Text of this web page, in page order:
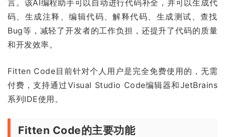
言。该AI编程助手可以自动进行代码补全，并可以生成代
码、生成注释、编辑代码、解释代码、生成测试、查找
Bug等，减轻了开发者的工作负担，还提升了代码的质量
和开发效率。
Fitten Code目前针对个人用户是完全免费使用的，无需
付费，支持通过Visual Studio Code编辑器和JetBrains
系列IDE使用。
Fitten Code的主要功能